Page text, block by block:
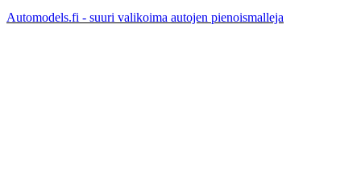
Automodels.fi - suuri valikoima autojen pienoismalleja